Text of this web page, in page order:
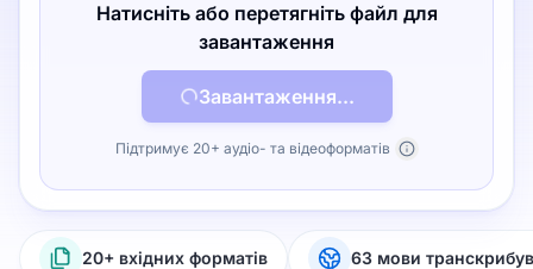
Натисніть або перетягніть файл для
завантаження
Завантаження...
Підтримує 20+ аудіо- та відеоформатів
20+ вхідних форматів 63 мови